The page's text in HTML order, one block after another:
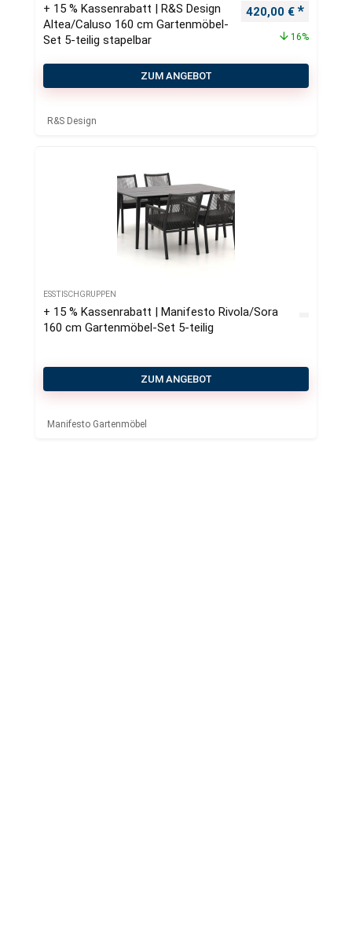
+ 15 % Kassenrabatt | R&S Design
Altea/Caluso 160 cm Gartenmöbel-
Set 5-teilig stapelbar
Ursprünglicher
420,00 €
16%
ZUM ANGEBOT
R&S Design
ESSTISCHGRUPPEN
+ 15 % Kassenrabatt | Manifesto Rivola/Sora
160 cm Gartenmöbel-Set 5-teilig
ZUM ANGEBOT
Manifesto Gartenmöbel